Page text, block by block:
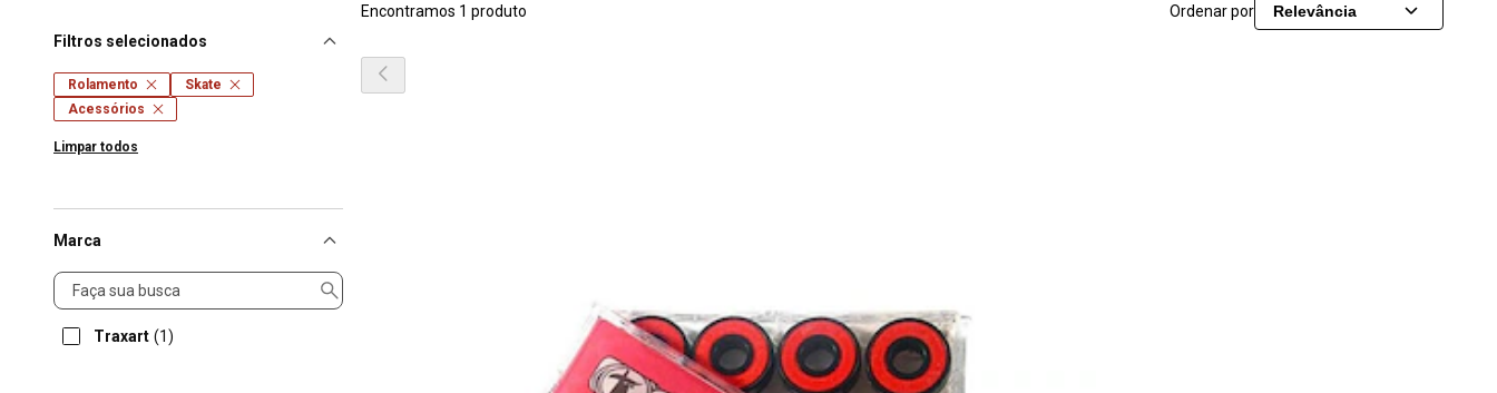
Filtros selecionados
Rolamento
Skate
Acessórios
Limpar todos
Marca
Marca
Traxart (1)
Encontramos 1 produto Ordenar por Relevância